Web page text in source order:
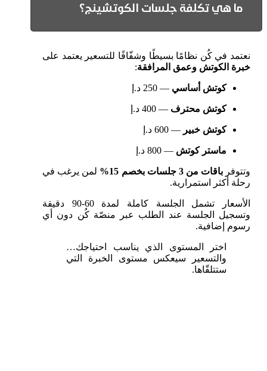
ما هي تكلفة جلسات الكوتشينج؟
نعتمد في كُن نظامًا بسيطًا وشفّافًا للتسعير يعتمد على
خبرة الكوتش وعمق المرافقة:
كوتش أساسي — 250 د.إ
كوتش محترف — 400 د.إ
كوتش خبير — 600 د.إ
ماستر كوتش — 800 د.إ
وتتوفرباقات من 3 جلسات بخصم 15%
لمن يرغب في
رحلة أكثر استمرارية.
الأسعار تشمل الجلسة كاملة لمدة 60-90 دقيقة
وتسجيل الجلسة عند الطلب عبر منصّة كُن دون أي
رسوم إضافية.
اختر المستوى الذي يناسب احتياجك…
والتسعير سيعكس مستوى الخبرة التي
ستتلقّاها.